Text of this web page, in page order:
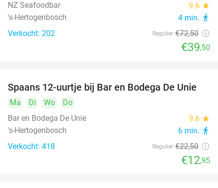
NZ Seafoodbar
9.6 star
's-Hertogenbosch 4 min. directions_walk
Verkocht: 202 Regulier €72,50
€39,50
42%
Spaans 12-uurtje bij Bar en Bodega De Unie
Ma Di Wo
Do
Bar en Bodega De Unie
9.6 star
's-Hertogenbosch 6 min. directions_walk
Verkocht: 418 Regulier €22,50
€12,95